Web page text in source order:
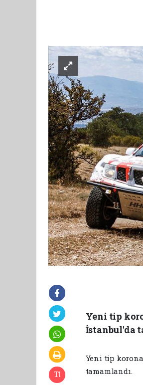
Yeni tip
İstanbul'da
Yeni tip
tamamlandı.